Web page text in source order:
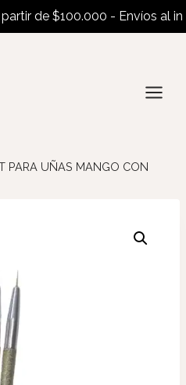
de $100.000 - Envíos al
PARA UÑAS MANGO CON